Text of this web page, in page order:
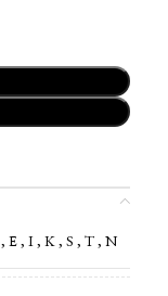
, Ε, Ι, Κ, S , T, N